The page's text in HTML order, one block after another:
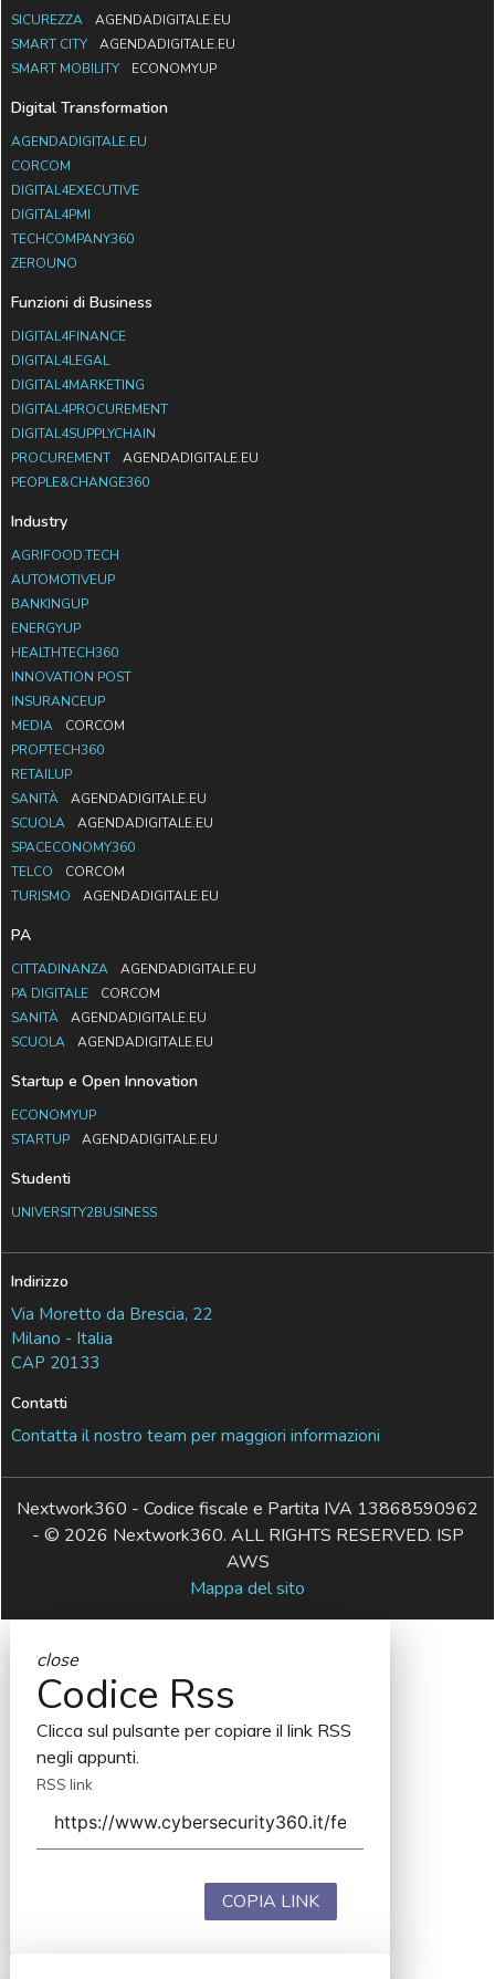
SICUREZZA
AGENDADIGITALE.EU
SMART CITY
AGENDADIGITALE.EU
SMART MOBILITY
ECONOMYUP
Digital Transformation
AGENDADIGITALE.EU
CORCOM
DIGITAL4EXECUTIVE
DIGITAL4PMI
TECHCOMPANY360
ZEROUNO
Funzioni di Business
DIGITAL4FINANCE
DIGITAL4LEGAL
DIGITAL4MARKETING
DIGITAL4PROCUREMENT
DIGITAL4SUPPLYCHAIN
PROCUREMENT
AGENDADIGITALE.EU
PEOPLE&CHANGE360
Industry
AGRIFOOD.TECH
AUTOMOTIVEUP
BANKINGUP
ENERGYUP
HEALTHTECH360
INNOVATION POST
INSURANCEUP
MEDIA
CORCOM
PROPTECH360
RETAILUP
SANITÀ
AGENDADIGITALE.EU
SCUOLA
AGENDADIGITALE.EU
SPACECONOMY360
TELCO
CORCOM
TURISMO
AGENDADIGITALE.EU
PA
CITTADINANZA
AGENDADIGITALE.EU
PA DIGITALE
CORCOM
SANITÀ
AGENDADIGITALE.EU
SCUOLA
AGENDADIGITALE.EU
Startup e Open Innovation
ECONOMYUP
STARTUP
AGENDADIGITALE.EU
Studenti
UNIVERSITY2BUSINESS
Indirizzo
Via Moretto da Brescia, 22
Milano - Italia
CAP 20133
Contatti
Contatta il nostro team per maggiori informazioni
Nextwork360 - Codice fiscale e Partita IVA 13868590962
- © 2026 Nextwork360. ALL RIGHTS RESERVED. ISP
AWS
Mappa del sito
close
Codice Rss
Clicca sul pulsante per copiare il link RSS
negli appunti.
RSS link
COPIA LINK